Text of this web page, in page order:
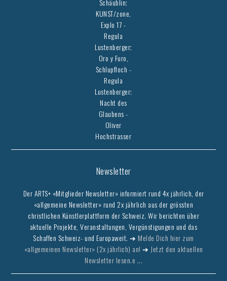
KUNST/zone,
Explo 17 -
Regula
Lustenberger;
Oro y Furo,
Schlupfloch -
Regula
Lustenberger;
Nacht des
Glaubens -
Oliver
Hochstrasser
Newsletter
Der ARTS+ «Mitglieder Newsletter» informiert rund 4x jährlich, der
«allgemeine Newsletter» rund 2x jährlich aus der grössten
christlichen Künstlerplattform der Schweiz. Wir berichten über
aktuelle Projekte, Veranstaltungen, Vergünstigungen und das
Schaffen Schweiz- und Europaweit. ➔ Melde Dich hier zum
«allgemeinen Newsletter» (2x jährlich) an! ➔ Jetzt den aktuellen
Newsletter lesen.e ...